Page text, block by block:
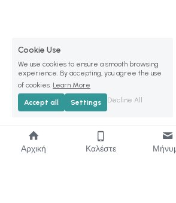
Αρχική Καλέστε
Cookie Use
We use cookies to ensure a smooth browsing
experience. By accepting, you agree the use
of cookies. Learn More
Accept all Settings Decline All